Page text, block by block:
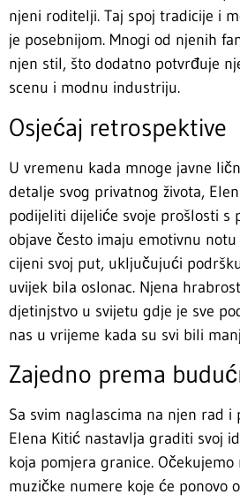
njeni roditelji. Taj spoj tradicije i
je posebnijom. Mnogi od njenih
njen stil, što dodatno potvrđuje
scenu i modnu industriju.
Osjećaj retrospektive
U vremenu kada mnoge javne
detalje svog privatnog života,
podijeliti dijeliće svoje prošlosti s
objave često imaju emotivnu
cijeni svoj put, uključujući
uvijek bila oslonac. Njena
djetinjstvo u svijetu gdje je sve
nas u vrijeme kada su svi bili
Zajedno prema
Sa svim naglascima na njen rad i
Elena Kitić nastavlja graditi svoj
koja pomjera granice.
muzičke numere koje će ponovo